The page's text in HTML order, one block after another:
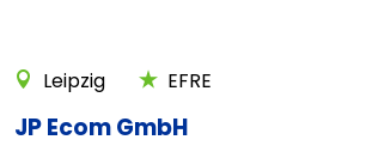
Leipzig EFRE
JP Ecom GmbH